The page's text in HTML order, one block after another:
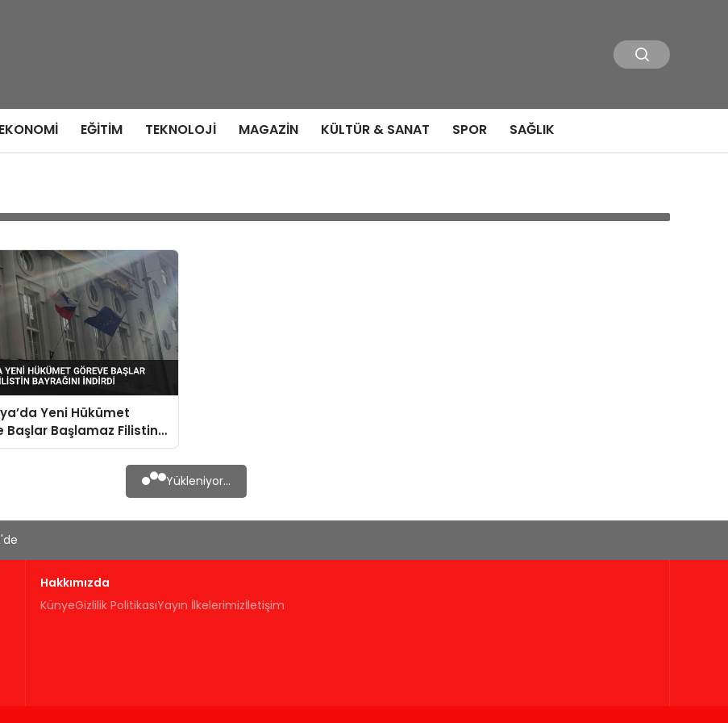
EKONOMI EĞITIM TEKNOLOJI MAGAZIN KÜLTÜR & SANAT SPOR SAĞLIK
Yeni Hükümet
Başlar Başlamaz Filistin
İndirdi
Yükleniyor...
Hakkımızda
KünyeGizlilik PolitikasıYayın İlkelerimizİletişim